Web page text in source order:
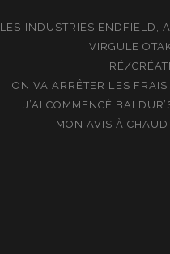
LES INDUSTRIES ENDFIELD,
VIRGULE
RÉ/
ON VA ARRÊTER LES
J’AI COMMENCÉ
MON AVIS À